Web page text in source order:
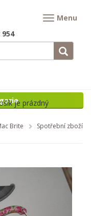
Menu
954
je prázdný
Brite
Spotřební zboží